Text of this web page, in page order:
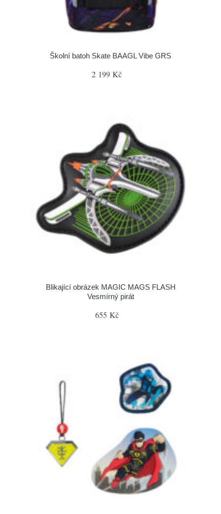
Školní batoh Skate BAAGL Vibe GRS
2 199 Kč
Blikající obrázek MAGIC MAGS FLASH
Vesmírný pirát
655 Kč